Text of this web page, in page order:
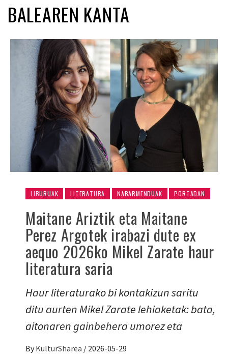
BALEAREN KANTA
LIBURUAK LITERATURA NABARMENDUAK PORTADAN
Maitane Ariztik eta Maitane
Perez Argotek irabazi dute ex
aequo 2026ko Mikel Zarate haur
literatura saria
Haur literaturako bi kontakizun saritu
ditu aurten Mikel Zarate lehiaketak: bata,
aitonaren gainbehera umorez eta
By KulturSharea / 2026-05-29